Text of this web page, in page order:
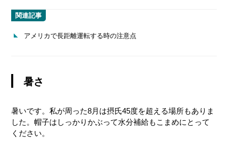
関連記事
アメリカで長距離運転する時の注意点
暑さ
暑いです。私が周った8月は摂氏45度を超える場所もありま
した。帽子はしっかりかぶって水分補給もこまめにとって
ください。